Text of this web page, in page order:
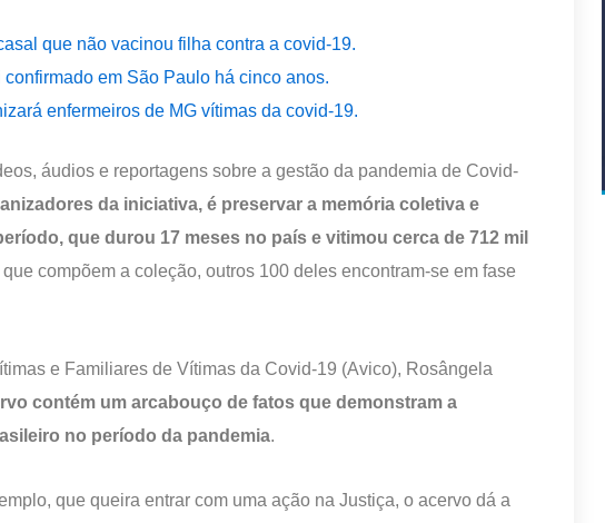
que não vacinou filha contra a covid-19.
em São Paulo há cinco anos.
enfermeiros de MG vítimas da covid-19.
áudios e reportagens sobre a gestão da pandemia de Covid-
da iniciativa, é preservar a memória coletiva e
que durou 17 meses no país e vitimou cerca de 712 mil
compõem a coleção, outros 100 deles encontram-se em fase
e Familiares de Vítimas da Covid-19 (Avico), Rosângela
contém um arcabouço de fatos que demonstram a
no período da pandemia.
que queira entrar com uma ação na Justiça, o acervo dá a